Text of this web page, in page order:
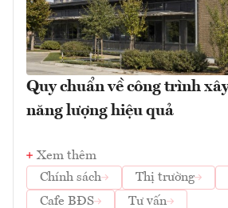
Quy chuẩn về công trình
năng lượng hiệu quả
Xem thêm
Chính sách
Thị trường
Cafe BĐS
Tư vấn